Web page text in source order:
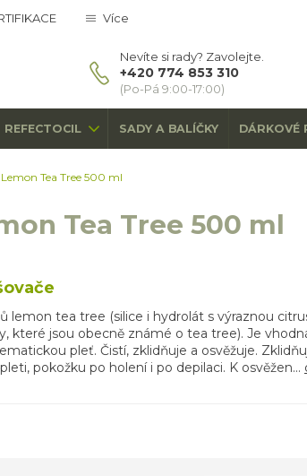
Více
Nevíte si rady? Zavolejte.
+420 774 853 310
(Po-Pá 9:00-17:00)
REFECTOCIL SADY A BALÍČKY DÁRKOVÉ
Tea Tree 500 ml
Tea Tree 500 ml
lemon tea tree (silice i hydrolát s výraznou
které jsou obecně známé o tea tree). Je
pleť. Čistí, zklidňuje a osvěžuje.
pokožku po holení i po depilaci. K osvěžen...